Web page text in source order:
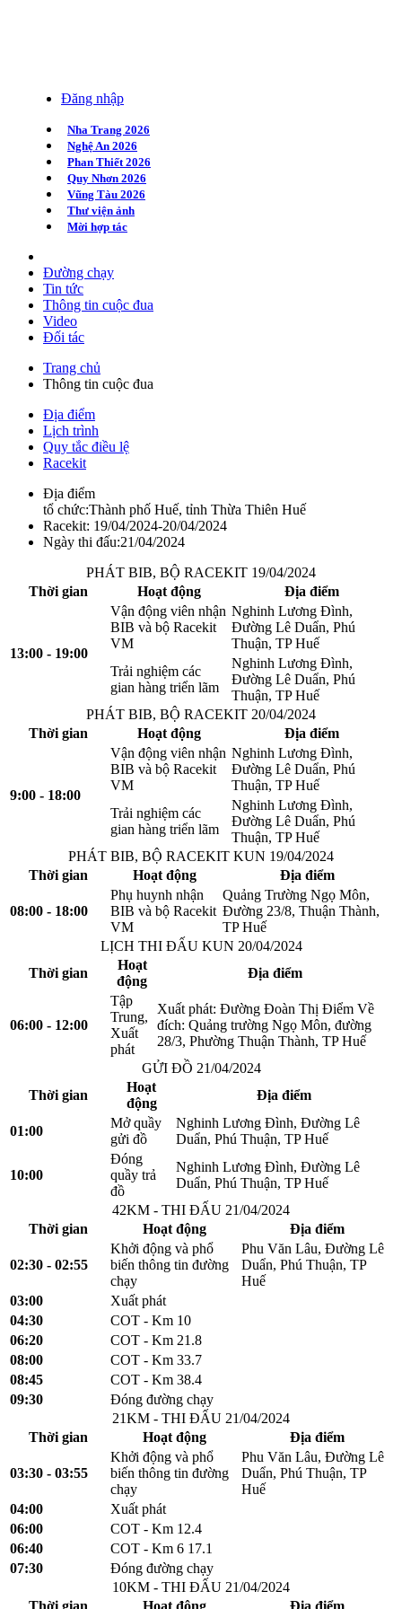
Đăng nhập
Nha Trang 2026
Nghệ An 2026
Phan Thiết 2026
Quy Nhơn 2026
Vũng Tàu 2026
Thư viện ảnh
Mời hợp tác
Đường chạy
Tin tức
Thông tin cuộc đua
Video
Đối tác
Trang chủ
Thông tin cuộc đua
Địa điểm
Lịch trình
Quy tắc điều lệ
Racekit
Địa điểm
tổ chức:Thành phố Huế, tỉnh Thừa Thiên Huế
Racekit: 19/04/2024-20/04/2024
Ngày thi đấu:21/04/2024
PHÁT BIB, BỘ RACEKIT 19/04/2024
Thời gian
Hoạt động Địa điểm
13:00 - 19:00
Vận động viên nhận
BIB và bộ Racekit
VM
Nghinh Lương Đình,
Đường Lê Duẩn, Phú
Thuận, TP Huế
Trải nghiệm các
gian hàng triển lãm
Nghinh Lương Đình,
Đường Lê Duẩn, Phú
Thuận, TP Huế
PHÁT BIB, BỘ RACEKIT 20/04/2024
Thời gian
Hoạt động Địa điểm
9:00 - 18:00
Vận động viên nhận
BIB và bộ Racekit
VM
Nghinh Lương Đình,
Đường Lê Duẩn, Phú
Thuận, TP Huế
Trải nghiệm các
gian hàng triển lãm
Nghinh Lương Đình,
Đường Lê Duẩn, Phú
Thuận, TP Huế
PHÁT BIB, BỘ RACEKIT KUN 19/04/2024
Thời gian
Hoạt động Địa điểm
08:00 - 18:00
Phụ huynh nhận
BIB và bộ Racekit
VM
Quảng Trường Ngọ Môn,
Đường 23/8, Thuận Thành,
TP Huế
LỊCH THI ĐẤU KUN 20/04/2024
Thời gian
Hoạt
động
Địa điểm
06:00 - 12:00
Tập
Trung,
Xuất
phát
Xuất phát: Đường Đoàn Thị Điểm Về
đích: Quảng trường Ngọ Môn, đường
28/3, Phường Thuận Thành, TP Huế
GỬI ĐỒ 21/04/2024
Thời gian
Hoạt
động
Địa điểm
01:00
Mở quầy
gửi đồ
Nghinh Lương Đình, Đường Lê
Duẩn, Phú Thuận, TP Huế
10:00
Đóng
quầy trả
đồ
Nghinh Lương Đình, Đường Lê
Duẩn, Phú Thuận, TP Huế
42KM - THI ĐẤU 21/04/2024
Thời gian
Hoạt động Địa điểm
02:30 - 02:55
Khởi động và phổ
biến thông tin đường
chạy
Phu Văn Lâu, Đường Lê
Duẩn, Phú Thuận, TP
Huế
03:00
Xuất phát
04:30
COT - Km 10
06:20
COT - Km 21.8
08:00
COT - Km 33.7
08:45
COT - Km 38.4
09:30
Đóng đường chạy
21KM - THI ĐẤU 21/04/2024
Thời gian
Hoạt động Địa điểm
03:30 - 03:55
Khởi động và phổ
biến thông tin đường
chạy
Phu Văn Lâu, Đường Lê
Duẩn, Phú Thuận, TP
Huế
04:00
Xuất phát
06:00
COT - Km 12.4
06:40
COT - Km 6 17.1
07:30
Đóng đường chạy
10KM - THI ĐẤU 21/04/2024
Thời gian
Hoạt động Địa điểm